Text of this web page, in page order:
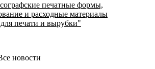
печатные формы,
и расходные материалы
для печати и вырубки"
новости